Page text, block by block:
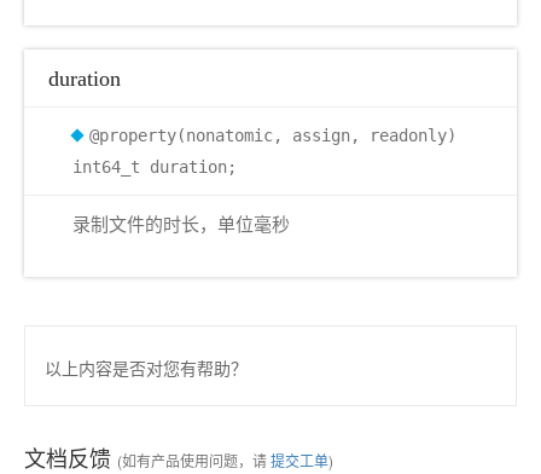
duration
@property(nonatomic, assign, readonly)
int64_t duration;
录制文件的时长，单位毫秒
以上内容是否对您有帮助？
文档反馈 (如有产品使用问题，请提交工单)